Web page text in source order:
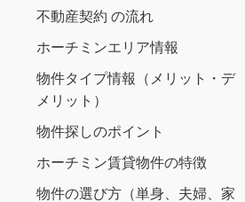
不動産契約 の流れ
ホーチミンエリア情報
物件タイプ情報（メリット・デ
メリット）
物件探しのポイント
ホーチミン賃貸物件の特徴
物件の選び方（単身、夫婦、家